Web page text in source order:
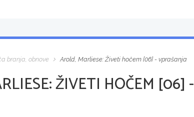
branja, obnove Arold, Marliese: Živeti hočem [06] - vprašanja
ŽIVETI HOČEM [06] -